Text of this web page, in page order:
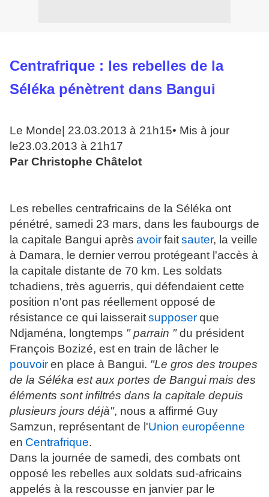
Centrafrique : les rebelles de la
Séléka pénètrent dans Bangui
Le Monde| 23.03.2013 à 21h15• Mis à jour
le23.03.2013 à 21h17
Par Christophe Châtelot
Les rebelles centrafricains de la Séléka ont
pénétré, samedi 23 mars, dans les faubourgs de
la capitale Bangui après avoirfaitsauter, la veille
à Damara, le dernier verrou protégeant l'accès à
la capitale distante de 70 km. Les soldats
tchadiens, très aguerris, qui défendaient cette
position n'ont pas réellement opposé de
résistance ce qui laisseraitsupposerque
Ndjaména, longtemps " parrain "du président
François Bozizé, est en train de lâcher le
pouvoiren place à Bangui. "Le gros des troupes
de la Séléka est aux portes de Bangui mais des
éléments sont infiltrés dans la capitale depuis
plusieurs jours déjà", nous a affirmé Guy
Samzun, représentant de l'Union européenne
en Centrafrique.
Dans la journée de samedi, des combats ont
opposé les rebelles aux soldats sud-africains
appelés à la rescousse en janvier par le